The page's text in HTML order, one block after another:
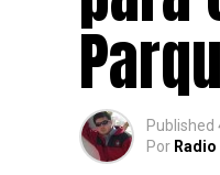
Published
Por